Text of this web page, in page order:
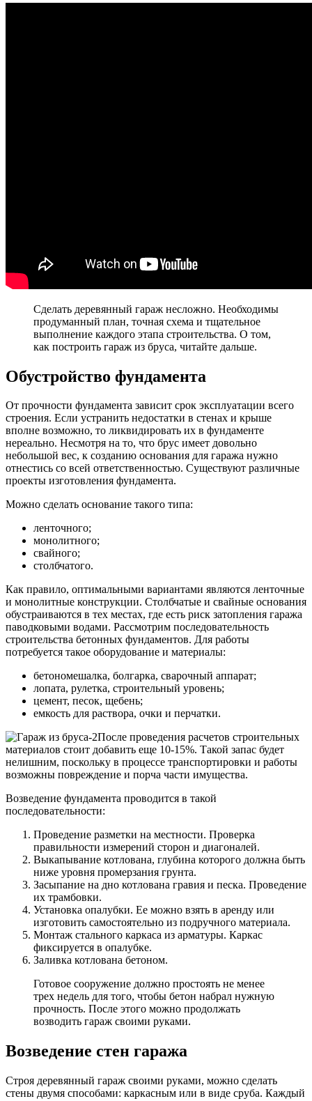
Сделать деревянный гараж несложно. Необходимы
продуманный план, точная схема и тщательное
выполнение каждого этапа строительства. О том,
как построить гараж из бруса, читайте дальше.
Обустройство фундамента
От прочности фундамента зависит срок эксплуатации всего
строения. Если устранить недостатки в стенах и крыше
вполне возможно, то ликвидировать их в фундаменте
нереально. Несмотря на то, что брус имеет довольно
небольшой вес, к созданию основания для гаража нужно
отнестись со всей ответственностью. Существуют различные
проекты изготовления фундамента.
Можно сделать основание такого типа:
ленточного;
монолитного;
свайного;
столбчатого.
Как правило, оптимальными вариантами являются ленточные
и монолитные конструкции. Столбчатые и свайные основания
обустраиваются в тех местах, где есть риск затопления гаража
паводковыми водами. Рассмотрим последовательность
строительства бетонных фундаментов. Для работы
потребуется такое оборудование и материалы:
бетономешалка, болгарка, сварочный аппарат;
лопата, рулетка, строительный уровень;
цемент, песок, щебень;
емкость для раствора, очки и перчатки.
После проведения расчетов строительных
материалов стоит добавить еще 10-15%. Такой запас будет
нелишним, поскольку в процессе транспортировки и работы
возможны повреждение и порча части имущества.
Возведение фундамента проводится в такой
последовательности:
Проведение разметки на местности. Проверка
правильности измерений сторон и диагоналей.
Выкапывание котлована, глубина которого должна быть
ниже уровня промерзания грунта.
Засыпание на дно котлована гравия и песка. Проведение
их трамбовки.
Установка опалубки. Ее можно взять в аренду или
изготовить самостоятельно из подручного материала.
Монтаж стального каркаса из арматуры. Каркас
фиксируется в опалубке.
Заливка котлована бетоном.
Готовое сооружение должно простоять не менее
трех недель для того, чтобы бетон набрал нужную
прочность. После этого можно продолжать
возводить гараж своими руками.
Возведение стен гаража
Строя деревянный гараж своими руками, можно сделать
стены двумя способами: каркасным или в виде сруба. Каждый